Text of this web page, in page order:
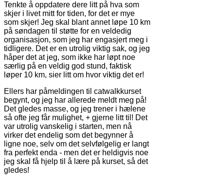
Tenkte å oppdatere dere litt på hva som
skjer i livet mitt for tiden, for det er mye
som skjer! Jeg skal blant annet løpe 10 km
på søndagen til støtte for en veldedig
organisasjon, som jeg har engasjert meg i
tidligere. Det er en utrolig viktig sak, og jeg
håper det at jeg, som ikke har løpt noe
særlig på en veldig god stund, faktisk
løper 10 km, sier litt om hvor viktig det er!
Ellers har påmeldingen til catwalkkurset
begynt, og jeg har allerede meldt meg på!
Det gledes masse, og jeg trener i hælene
så ofte jeg får mulighet, + gjerne litt til! Det
var utrolig vanskelig i starten, men nå
virker det endelig som det begynner å
ligne noe, selv om det selvfølgelig er langt
fra perfekt enda - men det er heldigvis noe
jeg skal få hjelp til å lære på kurset, så det
gledes!